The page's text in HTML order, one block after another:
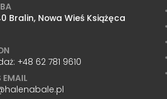
Bralin, Nowa Wieś Książęca
+48 62 781 9610
EMAIL